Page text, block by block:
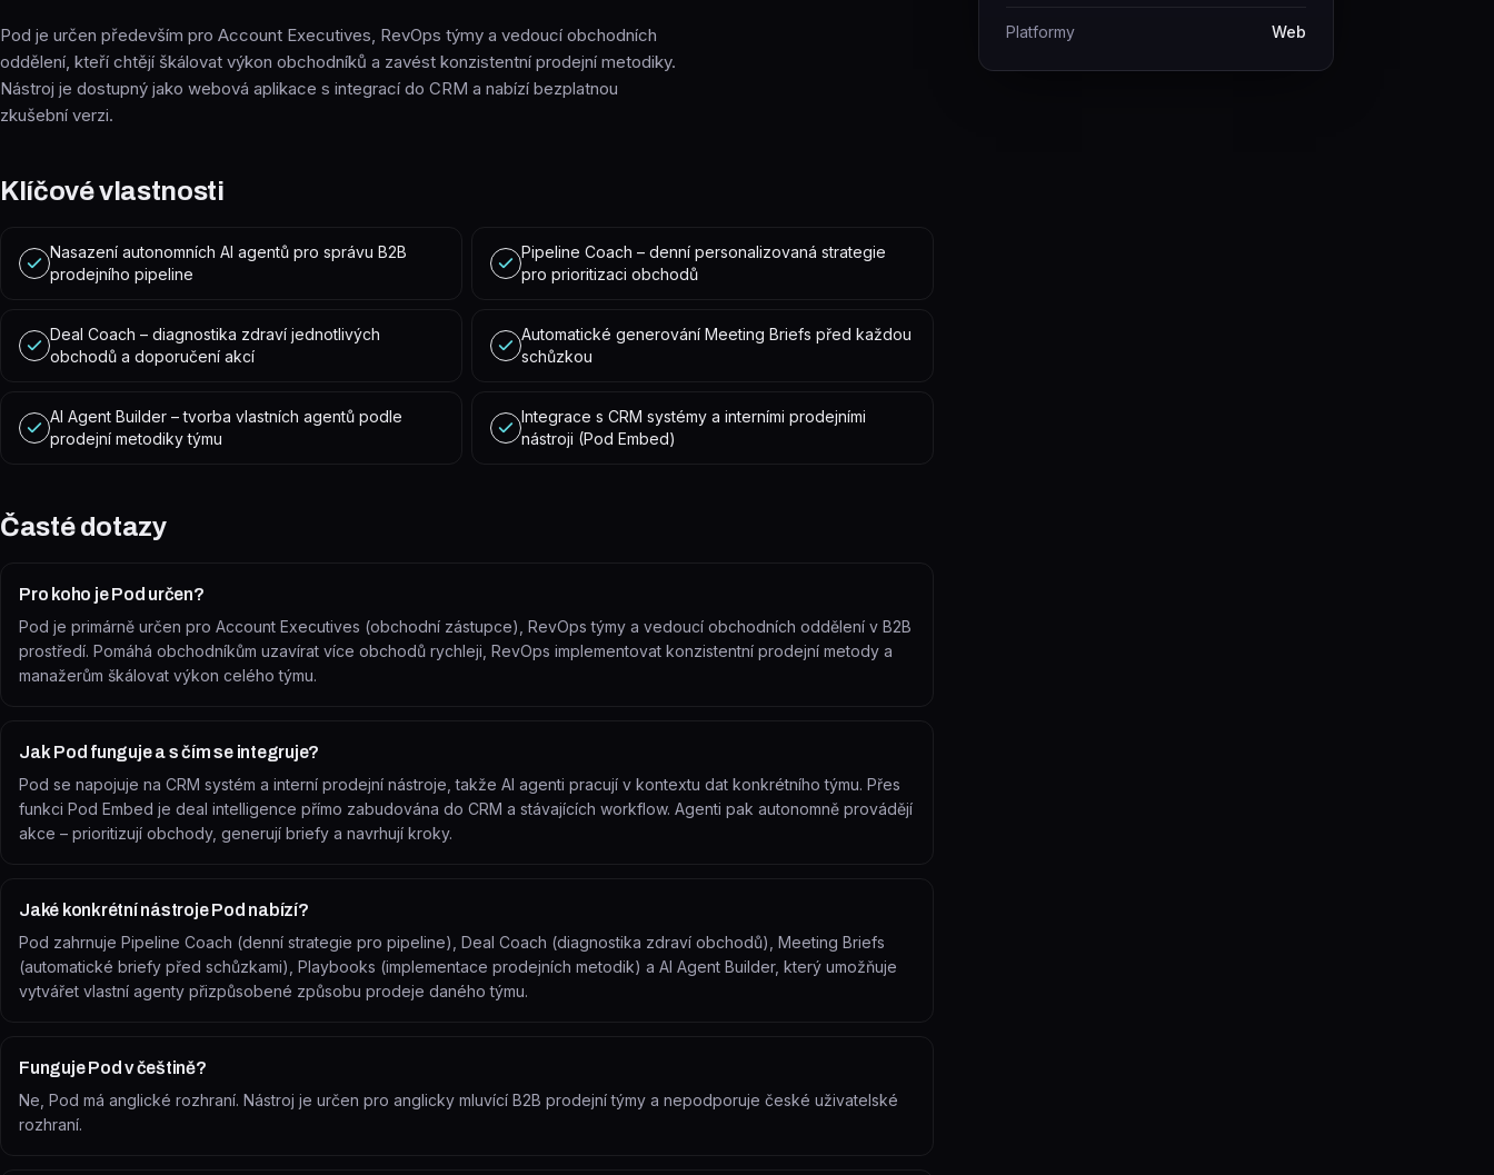
Pod je určen především pro Account Executives, RevOps týmy a vedoucí obchodních
oddělení, kteří chtějí škálovat výkon obchodníků a zavést konzistentní prodejní metodiky.
Nástroj je dostupný jako webová aplikace s integrací do CRM a nabízí bezplatnou
zkušební verzi.
Klíčové vlastnosti
Nasazení autonomních AI agentů pro správu B2B
prodejního pipeline
Pipeline Coach – denní personalizovaná strategie
pro prioritizaci obchodů
Deal Coach – diagnostika zdraví jednotlivých
obchodů a doporučení akcí
Automatické generování Meeting Briefs před každou
schůzkou
AI Agent Builder – tvorba vlastních agentů podle
prodejní metodiky týmu
Integrace s CRM systémy a interními prodejními
nástroji (Pod Embed)
Časté dotazy
Pro koho je Pod určen?
Pod je primárně určen pro Account Executives (obchodní zástupce), RevOps týmy a vedoucí obchodních oddělení v B2B
prostředí. Pomáhá obchodníkům uzavírat více obchodů rychleji, RevOps implementovat konzistentní prodejní metody a
manažerům škálovat výkon celého týmu.
Jak Pod funguje a s čím se integruje?
Pod se napojuje na CRM systém a interní prodejní nástroje, takže AI agenti pracují v kontextu dat konkrétního týmu. Přes
funkci Pod Embed je deal intelligence přímo zabudována do CRM a stávajících workflow. Agenti pak autonomně provádějí
akce – prioritizují obchody, generují briefy a navrhují kroky.
Jaké konkrétní nástroje Pod nabízí?
Pod zahrnuje Pipeline Coach (denní strategie pro pipeline), Deal Coach (diagnostika zdraví obchodů), Meeting Briefs
(automatické briefy před schůzkami), Playbooks (implementace prodejních metodik) a AI Agent Builder, který umožňuje
vytvářet vlastní agenty přizpůsobené způsobu prodeje daného týmu.
Funguje Pod v češtině?
Ne, Pod má anglické rozhraní. Nástroj je určen pro anglicky mluvící B2B prodejní týmy a nepodporuje české uživatelské
rozhraní.
Platformy Web